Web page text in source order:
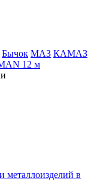
Бычок МАЗ КАМАЗ
12 м